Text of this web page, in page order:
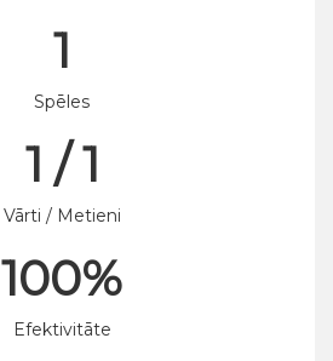
1
Spēles
1 / 1
Vārti / Metieni
100%
Efektivitāte